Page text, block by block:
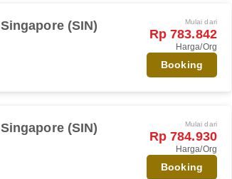
Singapore (SIN) Mulai dari
Rp 783.842
Harga/Org
Booking
Singapore (SIN) Mulai dari
Rp 784.930
Harga/Org
Booking